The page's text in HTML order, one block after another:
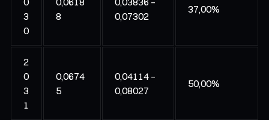
3
0
8
0,07302
37,00%
2
0
3
1
0,0674
5
0,04114 –
0,08027
50,00%